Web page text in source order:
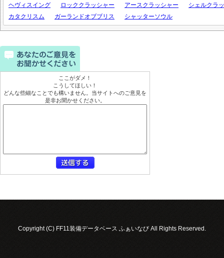
ヘヴィスイング
ロッククラッシャー アースクラッシャー
シェルクラ
カタクリスム
ガーランドオブブリス シャッターソウル
ここがダメ！
こうしてほしい！
どんな些細なことでも構いません。当サイトへのご意見を
是非お聞かせください。
Copyright (C) FF11装備データベース ふぁいなび All Rights Reserved.